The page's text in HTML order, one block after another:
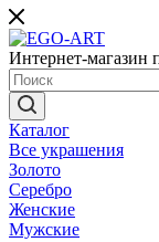
Интернет-магазин
Каталог
Все украшения
Золото
Серебро
Женские
Мужские